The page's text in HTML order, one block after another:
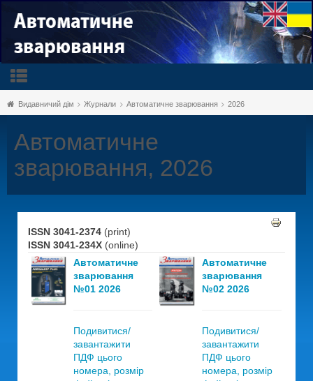
Видавничий дім Журнали Автоматичне зварювання 2026
Автоматичне
зварювання, 2026
ISSN 3041-2374 (print)
ISSN 3041-234X (online)
Автоматичне
зварювання
№01 2026
Подивитися/
завантажити
ПДФ цього
номера, розмір
Автоматичне
зварювання
№02 2026
Подивитися/
завантажити
ПДФ цього
номера, розмір